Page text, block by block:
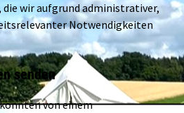
wir aufgrund administrativer,
Notwendigkeiten
senden
von einem